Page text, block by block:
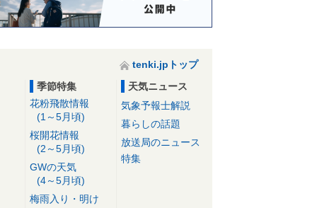
tenki.jpトップ
季節特集
花粉飛散情報
(1～5月頃)
桜開花情報
(2～5月頃)
GWの天気
(4～5月頃)
梅雨入り・明け
天気ニュース
気象予報士解説
暮らしの話題
放送局のニュース
特集